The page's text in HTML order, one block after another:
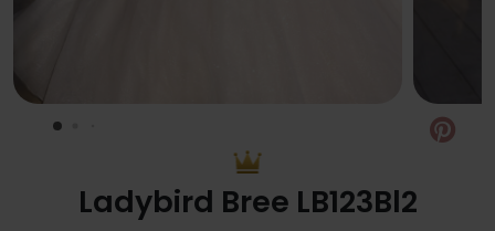
Ladybird Bree LB123Bl2